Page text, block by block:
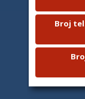
Broj